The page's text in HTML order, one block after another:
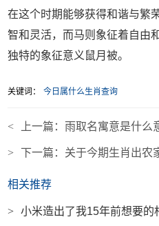
在这个时期能够获得和谐与繁
智和灵活，而马则象征着自由
独特的象征意义鼠月被。
关键词： 今日属什么生肖查询
< 上一篇： 雨取名寓意是什么意
> 下一篇： 关于今期生肖出农
相关推荐
>
小米造出了我15年前想要的